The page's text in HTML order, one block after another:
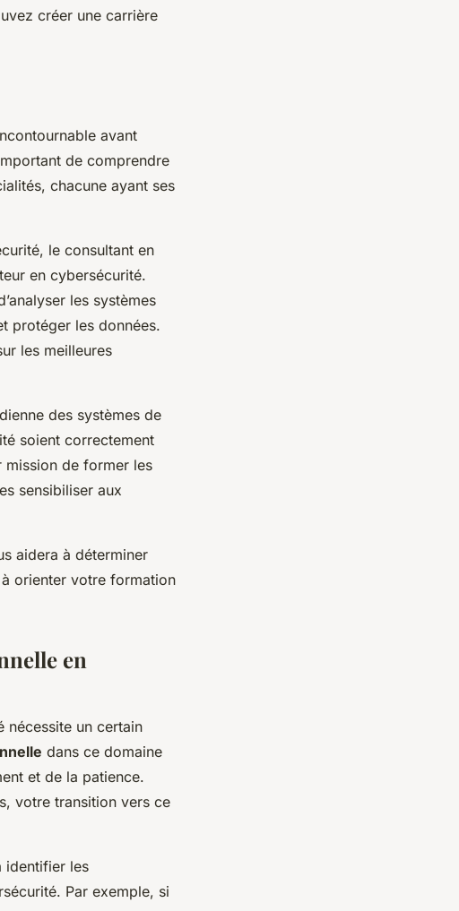
créer une carrière
avant
de comprendre
chacune ayant ses
le consultant en
en cybersécurité.
les systèmes
protéger les données.
les meilleures
des systèmes de
soient correctement
de former les
sensibiliser aux
aidera à déterminer
orienter votre formation
en
nécessite un certain
dans ce domaine
et de la patience.
votre transition vers ce
identifier les
Par exemple, si